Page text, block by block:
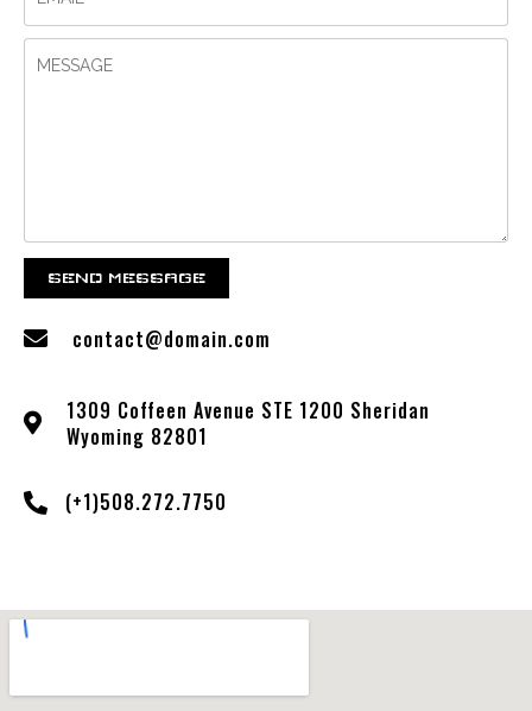
SEND MESSAGE
contact@domain.com
1309 Coffeen Avenue STE 1200 Sheridan
Wyoming 82801
(+1)508.272.7750